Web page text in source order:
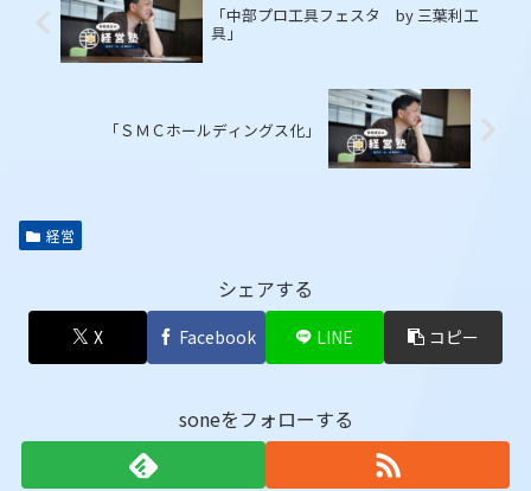
「中部プロ工具フェスタ by 三葉利工
具」
「ＳＭＣホールディングス化」
経営
シェアする
X Facebook LINE コピー
soneをフォローする